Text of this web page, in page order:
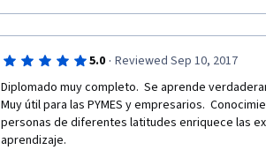
5.0 · Reviewed Sep 10, 2017
Diplomado muy completo.  Se aprende
Muy útil para las PYMES y empresarios.
personas de diferentes latitudes enriquece las
aprendizaje.